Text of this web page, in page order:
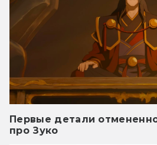
Первые детали
про Зуко